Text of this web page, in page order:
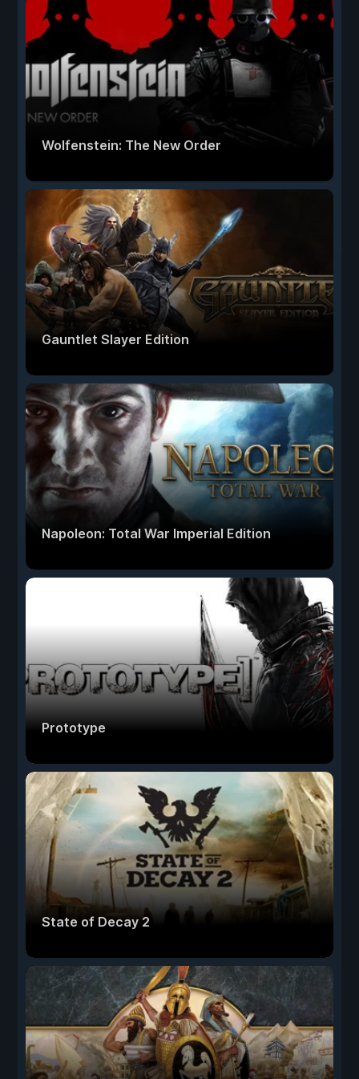
Wolfenstein: The New Order
Gauntlet Slayer Edition
Napoleon: Total War Imperial Edition
Prototype
State of Decay 2